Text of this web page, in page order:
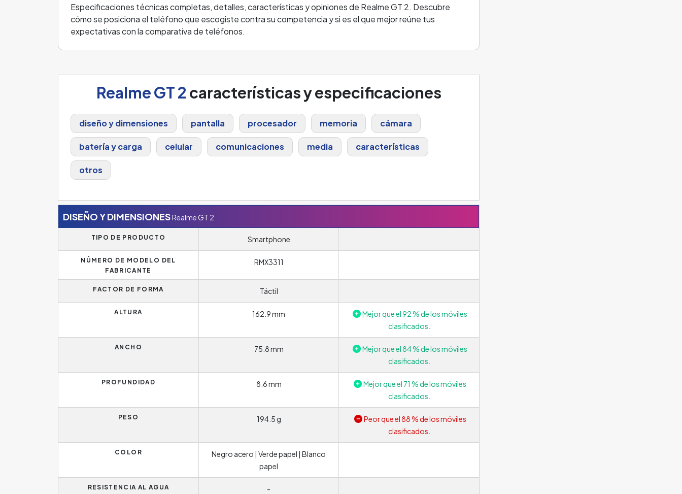
Especificaciones técnicas completas, detalles, características y opiniones de Realme GT 2. Descubre
cómo se posiciona el teléfono que escogiste contra su competencia y si es el que mejor reúne tus
expectativas con la comparativa de teléfonos.
Realme GT 2 características y especificaciones
diseño y dimensiones pantalla procesador memoria cámara
batería y carga celular comunicaciones media características
otros
DISEÑO Y DIMENSIONESRealme GT 2
TIPO DE PRODUCTO Smartphone
NÚMERO DE MODELO DEL
FABRICANTE
RMX3311
FACTOR DE FORMA Táctil
ALTURA 162.9 mm
Mejor que el 92 % de los móviles
clasificados.
ANCHO 75.8 mm
Mejor que el 84 % de los móviles
clasificados.
PROFUNDIDAD 8.6 mm
Mejor que el 71 % de los móviles
clasificados.
PESO 194.5 g
Peor que el 88 % de los móviles
clasificados.
COLOR
Negro acero | Verde papel | Blanco
papel
RESISTENCIA AL AGUA -